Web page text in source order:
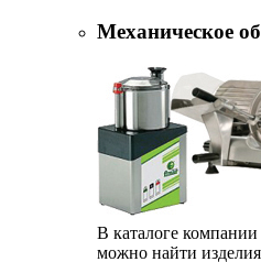
Механическое
В каталоге
можно найти изделия